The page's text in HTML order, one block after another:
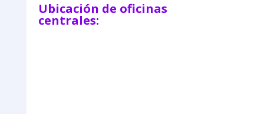
Ubicación de oficinas
centrales: